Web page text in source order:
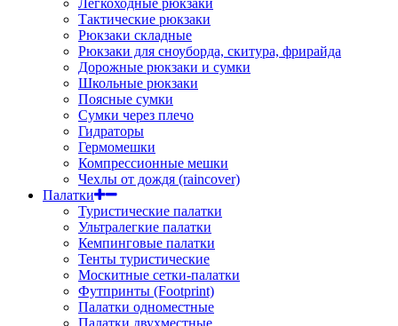
Легкоходные рюкзаки
Тактические рюкзаки
Рюкзаки складные
Рюкзаки для сноуборда, скитура, фрирайда
Дорожные рюкзаки и сумки
Школьные рюкзаки
Поясные сумки
Сумки через плечо
Гидраторы
Гермомешки
Компрессионные мешки
Чехлы от дождя (raincover)
Палатки
Туристические палатки
Ультралегкие палатки
Кемпинговые палатки
Тенты туристические
Москитные сетки-палатки
Футпринты (Footprint)
Палатки одноместные
Палатки двухместные